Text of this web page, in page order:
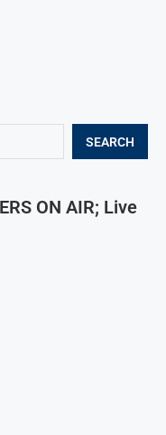
SEARCH
ON AIR; Live